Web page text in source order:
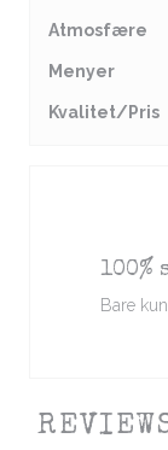
Atmosfære
Menyer
Kvalitet/Pris
Bare